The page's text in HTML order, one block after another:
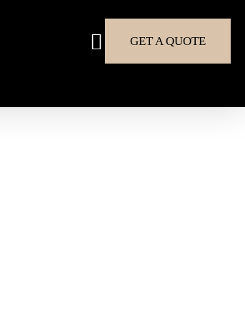
GET A QUOTE
search